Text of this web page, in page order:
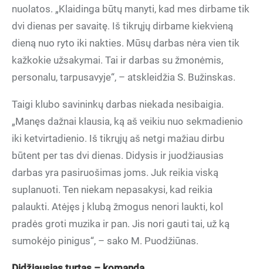
nuolatos. „Klaidinga būtų manyti, kad mes dirbame tik
dvi dienas per savaitę. Iš tikrųjų dirbame kiekvieną
dieną nuo ryto iki nakties. Mūsų darbas nėra vien tik
kažkokie užsakymai. Tai ir darbas su žmonėmis,
personalu, tarpusavyje“, – atskleidžia S. Bužinskas.
Taigi klubo savininkų darbas niekada nesibaigia.
„Manęs dažnai klausia, ką aš veikiu nuo sekmadienio
iki ketvirtadienio. Iš tikrųjų aš netgi mažiau dirbu
būtent per tas dvi dienas. Didysis ir juodžiausias
darbas yra pasiruošimas joms. Juk reikia viską
suplanuoti. Ten niekam nepasakysi, kad reikia
palaukti. Atėjęs į klubą žmogus nenori laukti, kol
pradės groti muzika ir pan. Jis nori gauti tai, už ką
sumokėjo pinigus“, – sako M. Puodžiūnas.